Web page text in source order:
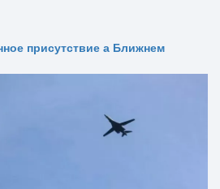
присутствие а Ближнем